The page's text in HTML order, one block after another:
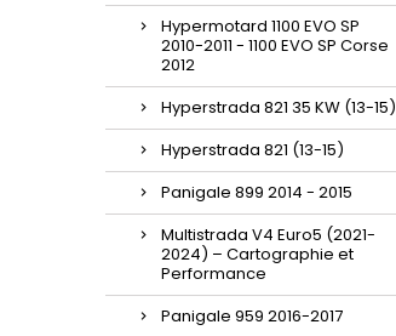
Hypermotard 1100 EVO SP
2010-2011 - 1100 EVO SP Corse
2012
Hyperstrada 821 35 KW (13-15)
Hyperstrada 821 (13-15)
Panigale 899 2014 - 2015
Multistrada V4 Euro5 (2021-
2024) – Cartographie et
Performance
Panigale 959 2016-2017